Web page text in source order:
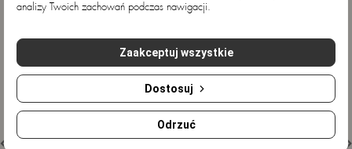
analizy Twoich zachowań podczas nawigacji.
Odrzuć
Dostosuj
Zaakceptuj wszystkie